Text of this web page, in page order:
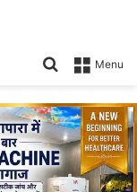
Menu
Search